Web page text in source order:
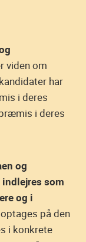
viden om
har
i deres
i deres
og
som
og i
på den
i konkrete